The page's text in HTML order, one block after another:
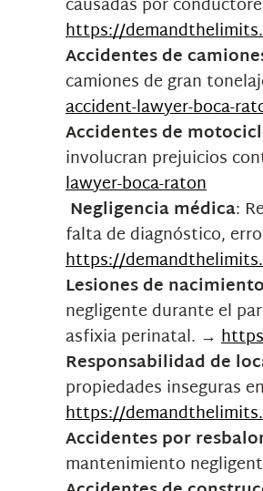
https://
Accidentes de
camiones de gran
accident-lawyer-boca-
Accidentes de
involucran prejuicios
lawyer-boca-raton
Negligencia médica:
falta de diagnóstico,
https://
Lesiones de nacimiento
negligente durante el
asfixia perinatal. →
Responsabilidad de
propiedades inseguras
https://
Accidentes por
mantenimiento